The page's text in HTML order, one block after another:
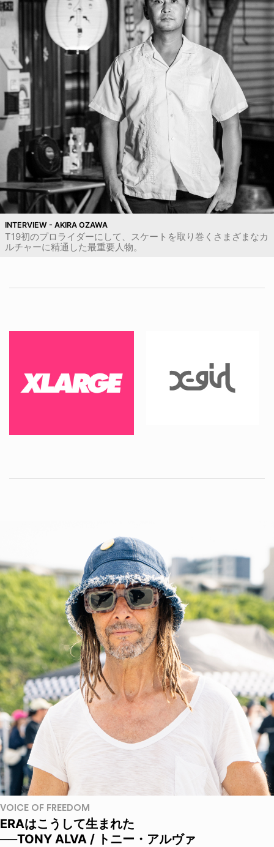
INTERVIEW - AKIRA OZAWA
T19初のプロライダーにして、スケートを取り巻くさまざまなカ
ルチャーに精通した最重要人物。
VOICE OF FREEDOM
ERAはこうして生まれた
──TONY ALVA / トニー・アルヴァ